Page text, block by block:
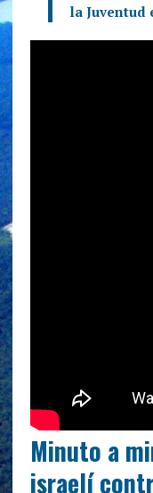
la Juventud
Minuto a
israelí